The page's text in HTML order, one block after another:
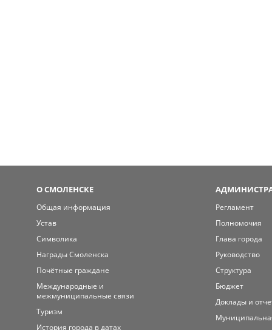
О СМОЛЕНСКЕ
Общая информация
Устав
Символика
Награды Смоленска
Почётные граждане
Международные и
межмуниципальные связи
Туризм
История города в датах
Регламент
Полномочия
Глава города
Руководство
Структура
Бюджет
Доклады и